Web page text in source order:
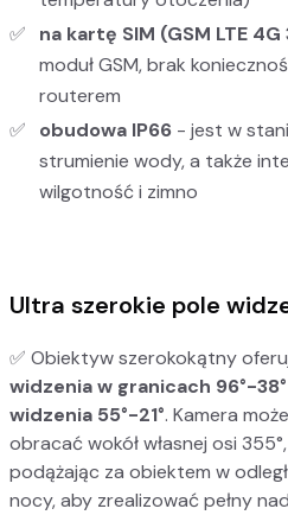
na kartę SIM (GSM LTE 4G
moduł GSM, brak
routerem
obudowa IP66 - jest w
strumienie wody, a także
wilgotność i zimno
Ultra szerokie pole
✅ Obiektyw szerokokątny
widzenia w granicach 96°-38°
widzenia 55°-21°. Kamera
obracać wokół własnej osi
podążając za obiektem w
nocy, aby zrealizować pełny